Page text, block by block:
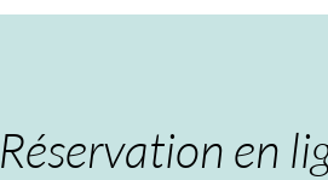
Réservation en